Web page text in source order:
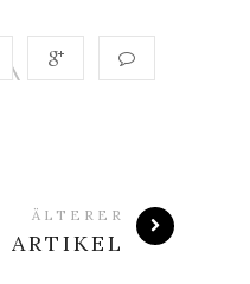
ÄLTERER
ARTIKEL